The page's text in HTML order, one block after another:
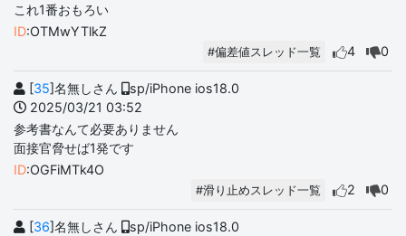
これ1番おもろい
ID:OTMwYTlkZ
#偏差値スレッド一覧 4 0
[35]名無しさん
sp/iPhone ios18.0
2025/03/21 03:52
参考書なんて必要ありません
面接官脅せば1発です
ID:OGFiMTk4O
#滑り止めスレッド一覧 2 0
[36]名無しさん
sp/iPhone ios18.0